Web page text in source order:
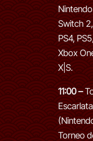
Switch
PS4,
Xbox
X|S.
11:00 –
Torneo